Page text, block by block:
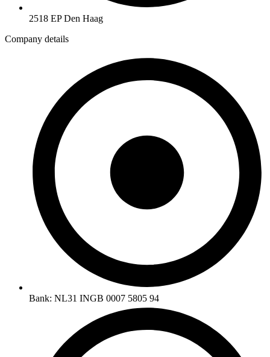
2518 EP Den Haag
Company details
Bank: NL31 INGB 0007 5805 94